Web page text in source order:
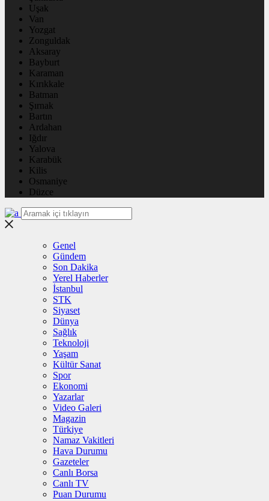
Uşak
Van
Yozgat
Zonguldak
Aksaray
Bayburt
Karaman
Kırıkkale
Batman
Şırnak
Bartın
Ardahan
Iğdır
Yalova
Karabük
Kilis
Osmaniye
Düzce
Genel
Gündem
Son Dakika
Yerel Haberler
İstanbul
STK
Siyaset
Dünya
Sağlık
Teknoloji
Yaşam
Kültür Sanat
Spor
Ekonomi
Yazarlar
Video Galeri
Magazin
Türkiye
Namaz Vakitleri
Hava Durumu
Gazeteler
Canlı Borsa
Canlı TV
Puan Durumu